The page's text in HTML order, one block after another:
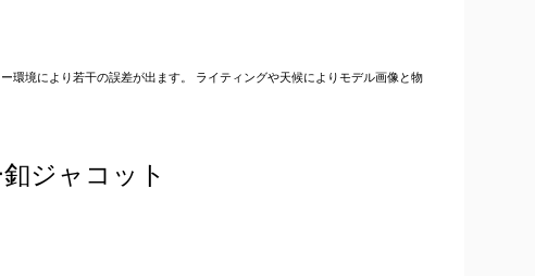
環境により若干の誤差が出ます。 ライティングや天候によりモデル画像と物
ジャコット